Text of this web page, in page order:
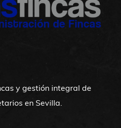
y gestión integral de
en Sevilla.